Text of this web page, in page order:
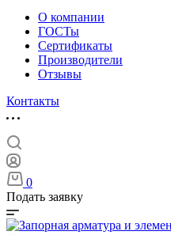
О компании
ГОСТы
Сертификаты
Производители
Отзывы
Контакты
0
Подать заявку